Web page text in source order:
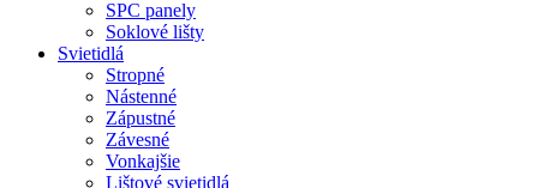
SPC panely
Soklové lišty
Svietidlá
Stropné
Nástenné
Zápustné
Závesné
Vonkajšie
Lištové svietidlá